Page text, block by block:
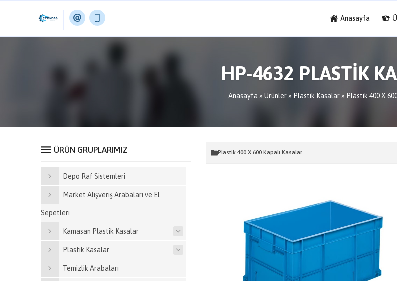
Anasayfa
HP-4632 PLASTİK
Anasayfa » Ürünler» Plastik Kasalar» Plastik 400 X
Plastik 400 X 600 Kapalı Kasalar
ÜRÜN GRUPLARIMIZ
Depo Raf Sistemleri
Market Alışveriş Arabaları ve El
Sepetleri
Kamasan Plastik Kasalar
Plastik Kasalar
Temizlik Arabaları